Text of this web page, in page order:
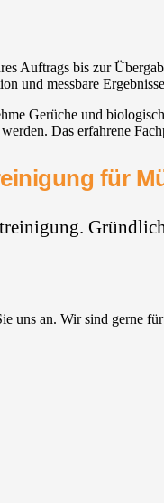
Auftrags bis zur
messbare
Gerüche und
Das erfahrene
für
uns an. Wir sind gerne